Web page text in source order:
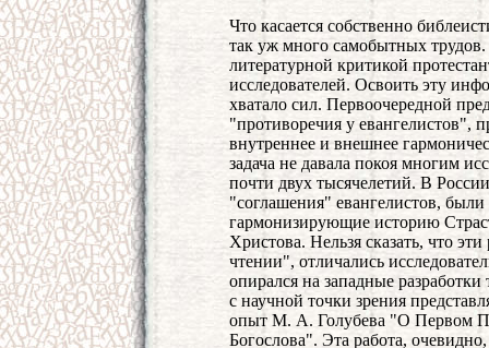
Что касается собственно
так уж много самобытных
литературной критикой
исследователей. Освоить эту
хватало сил. Первоочередной
"противоречия у евангелистов",
внутреннее и внешнее
задача не давала покоя многим
почти двух тысячелетий. В
"соглашения" евангелистов,
гармонизирующие историю
Христова. Нельзя сказать, что
чтении", отличались
опирался на западные
с научной точки зрения
опыт М. А. Голубева "О Первом
Богослова". Эта работа,